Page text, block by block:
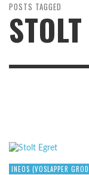
POSTS TAGGED
INEOS (VOSLAPPER